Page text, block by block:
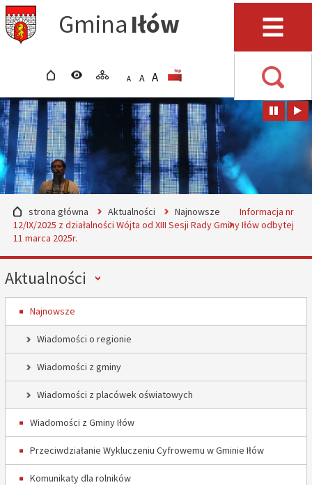
Przejdź do głównego
menu
Przejdź do treści
Przejdź do wyszukiwarki
Przejdź do mapy serwisu
Gmina Iłów Menu
strona głównawersja kontrastowa
mapa serwisu
APOMNIEJSZ CZCIONKĘ
A STANDARDOWY ROZMIAR
A POWIĘKSZ CZCIONKĘ
rozmiar czcionki
strona główna Aktualności Najnowsze
Informacja nr
12/IX/2025 z działalności Wójta od XIII Sesji Rady Gminy Iłów odbytej
11 marca 2025r.
Menu
Aktualności
Najnowsze
Wiadomości o regionie
Wiadomości z gminy
Wiadomości z placówek oświatowych
Wiadomości z Gminy Iłów
Przeciwdziałanie Wykluczeniu Cyfrowemu w Gminie Iłów
Komunikaty dla rolników